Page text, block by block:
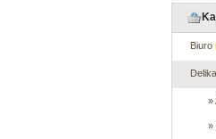
Biuro
»
»